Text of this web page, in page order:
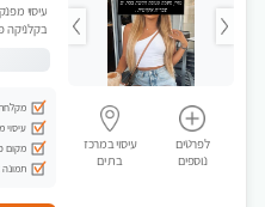
לפרטים
נוספים
עיסוי במרכז
בת ים
עיסוי
בקלניקה
עיסוי
מקום
תמונה